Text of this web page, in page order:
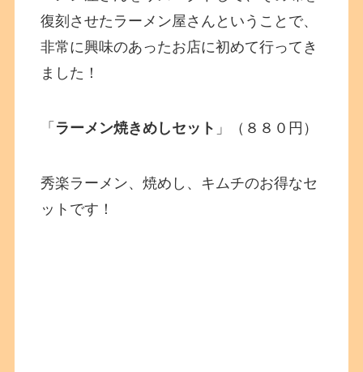
復刻させたラーメン屋さんということで、
非常に興味のあったお店に初めて行ってき
ました！
「 ラーメン焼きめしセット 」（８８０円）
秀楽ラーメン、焼めし、キムチのお得なセ
ットです！